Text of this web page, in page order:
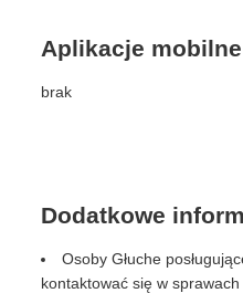
Aplikacje mobilne
brak
Dodatkowe
Osoby Głuche
kontaktować się w